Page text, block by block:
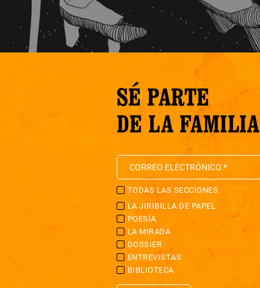
SÉ PARTE
DE LA FAMILIA
TODAS LAS SECCIONES
LA JIRIBILLA DE PAPEL
POESÍA
LA MIRADA
DOSSIER
ENTREVISTAS
BIBLIOTECA